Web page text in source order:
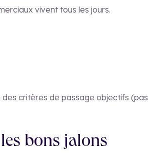
vivent tous les jours.
critères de passage objectifs (pas
bons jalons